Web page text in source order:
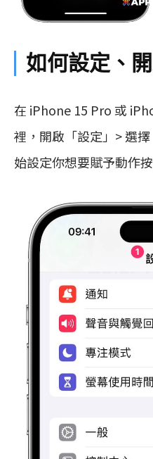
如何設定、
在 iPhone 15 Pro 或
裡，開啟「設定」> 選
始設定你想要賦予動作